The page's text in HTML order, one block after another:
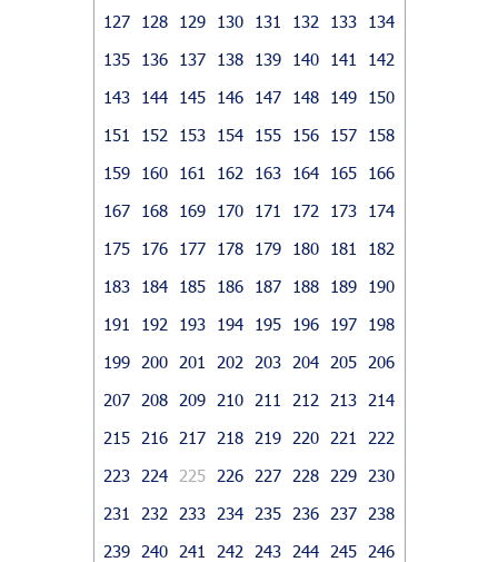
127
128 129 130 131 132 133
134
135
136 137 138 139 140 141
142
143
144 145 146 147 148 149
150
151
152 153 154 155 156 157
158
159
160 161 162 163 164 165
166
167
168 169 170 171 172 173
174
175
176 177 178 179 180 181
182
183
184 185 186 187 188 189
190
191
192 193 194 195 196 197
198
199
200 201 202 203 204 205
206
207
208 209 210 211 212 213
214
215
216 217 218 219 220 221
222
223
224 225 226 227 228 229
230
231
232 233 234 235 236 237
238
239
240 241 242 243 244 245
246